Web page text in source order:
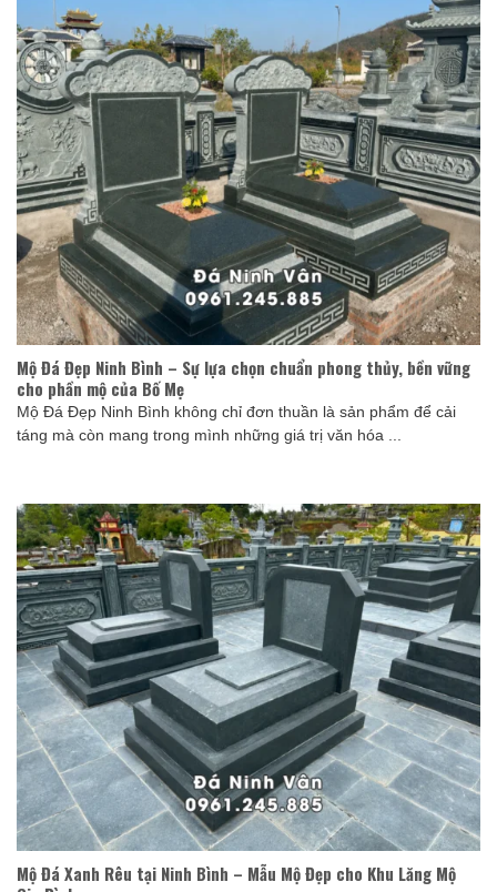
Mộ Đá Đẹp Ninh Bình – Sự lựa chọn chuẩn phong thủy, bền vững
cho phần mộ của Bố Mẹ
Mộ Đá Đẹp Ninh Bình không chỉ đơn thuần là sản phẩm để cải
táng mà còn mang trong mình những giá trị văn hóa ...
Mộ Đá Xanh Rêu tại Ninh Bình – Mẫu Mộ Đẹp cho Khu Lăng Mộ